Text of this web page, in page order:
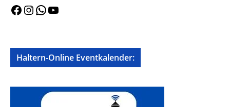
Facebook
Instagram
WhatsApp
YouTube
Haltern-Online Eventkalender: